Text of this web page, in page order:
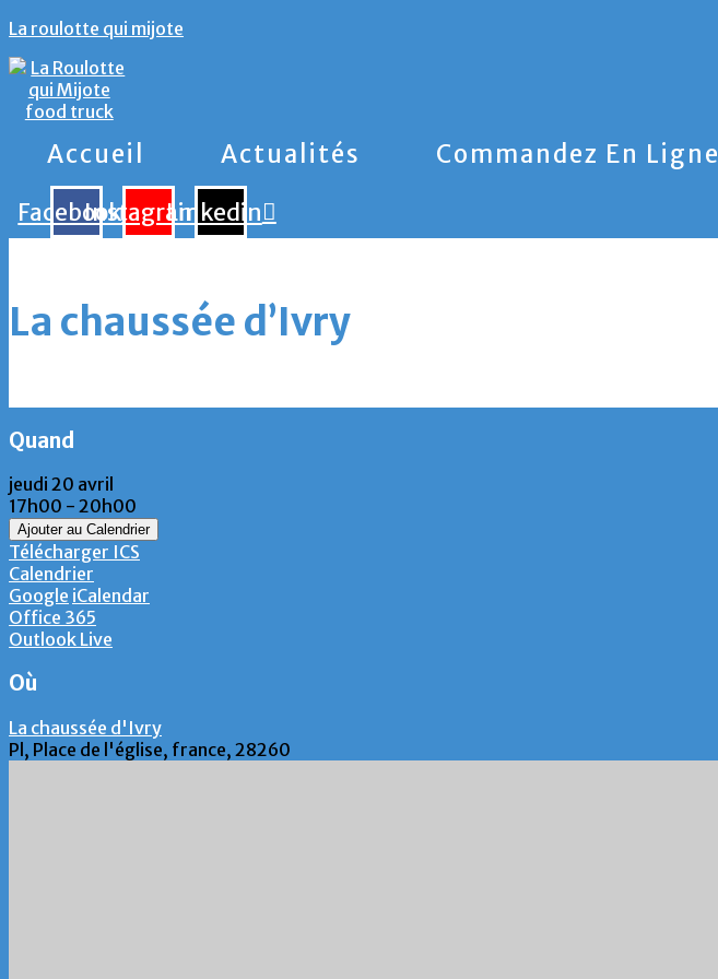
La roulotte qui mijote
Accueil Actualités Commandez En Ligne
FacebookInstagramLinkedin
La chaussée d’Ivry
Quand
jeudi 20 avril
17h00 - 20h00
Ajouter au Calendrier
Télécharger ICS
Calendrier
Google iCalendar
Office 365
Outlook Live
Où
La chaussée d'Ivry
Pl, Place de l'église, france, 28260